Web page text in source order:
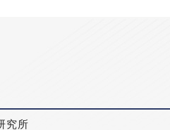
究所